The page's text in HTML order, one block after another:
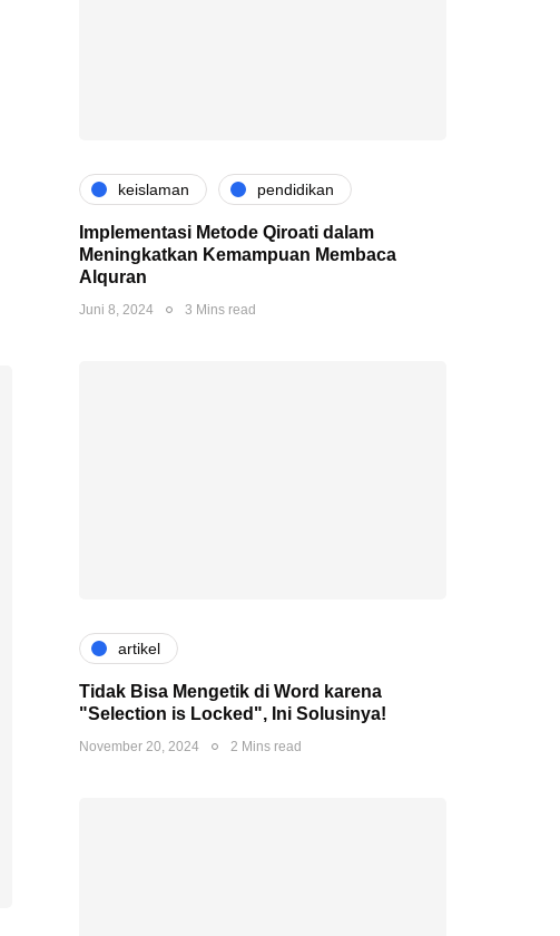
keislaman pendidikan
Implementasi Metode Qiroati dalam
Meningkatkan Kemampuan Membaca
Alquran
Juni 8, 2024 3 Mins read
artikel
Tidak Bisa Mengetik di Word karena
"Selection is Locked", Ini Solusinya!
November 20, 2024 2 Mins read